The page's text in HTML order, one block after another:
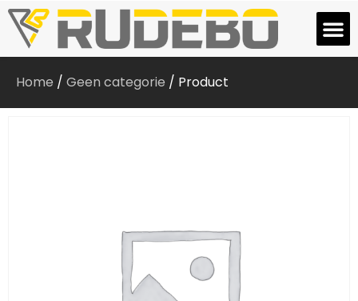
Home / Geen categorie / Product